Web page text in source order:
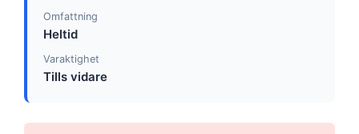
Omfattning
Heltid
Varaktighet
Tills vidare